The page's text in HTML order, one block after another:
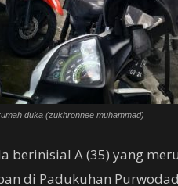
duka (zukhronnee muhammad)
berinisial A (35) yang
di Padukuhan